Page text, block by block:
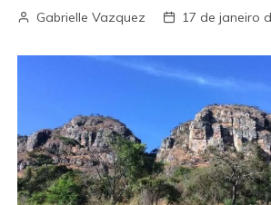
Gabrielle Vazquez 17 de janeiro